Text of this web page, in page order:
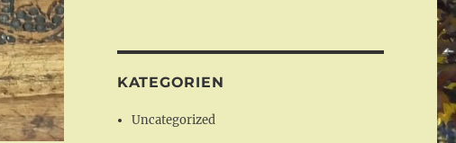
KATEGORIEN
Uncategorized